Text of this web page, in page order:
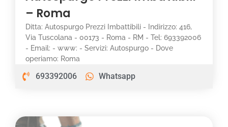
– Roma
Ditta: Autospurgo Prezzi Imbattibili - Indirizzo: 416,
Via Tuscolana - 00173 - Roma - RM - Tel: 693392006
- Email: - www: - Servizi: Autospurgo - Dove
operiamo: Roma
693392006 Whatsapp